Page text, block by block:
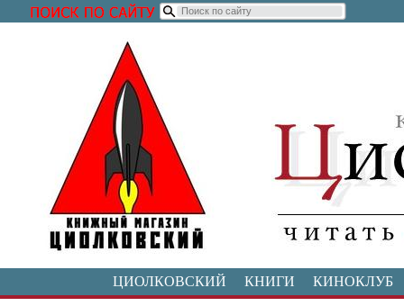
ЦИОЛКОВСКИЙ КНИГИ КИНОКЛУБ